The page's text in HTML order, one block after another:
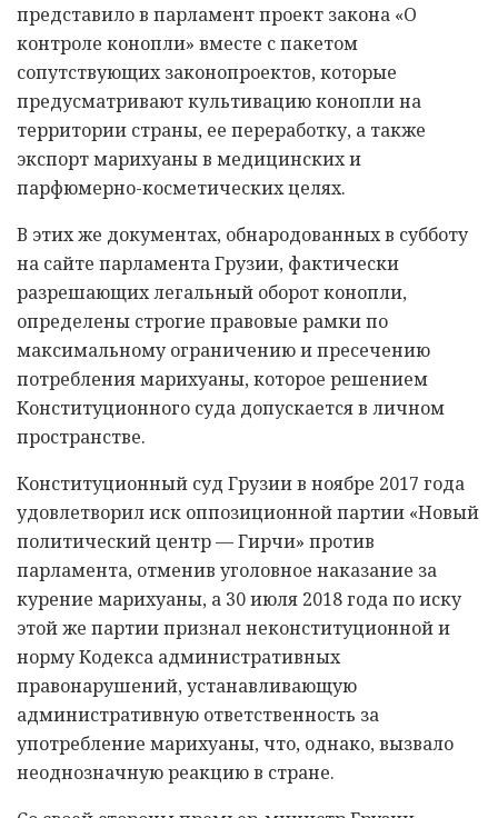
представило в парламент проект закона «О
контроле конопли» вместе с пакетом
сопутствующих законопроектов, которые
предусматривают культивацию конопли на
территории страны, ее переработку, а также
экспорт марихуаны в медицинских и
парфюмерно-косметических целях.
В этих же документах, обнародованных в субботу
на сайте парламента Грузии, фактически
разрешающих легальный оборот конопли,
определены строгие правовые рамки по
максимальному ограничению и пресечению
потребления марихуаны, которое решением
Конституционного суда допускается в личном
пространстве.
Конституционный суд Грузии в ноябре 2017 года
удовлетворил иск оппозиционной партии «Новый
политический центр — Гирчи» против
парламента, отменив уголовное наказание за
курение марихуаны, а 30 июля 2018 года по иску
этой же партии признал неконституционной и
норму Кодекса административных
правонарушений, устанавливающую
административную ответственность за
употребление марихуаны, что, однако, вызвало
неоднозначную реакцию в стране.